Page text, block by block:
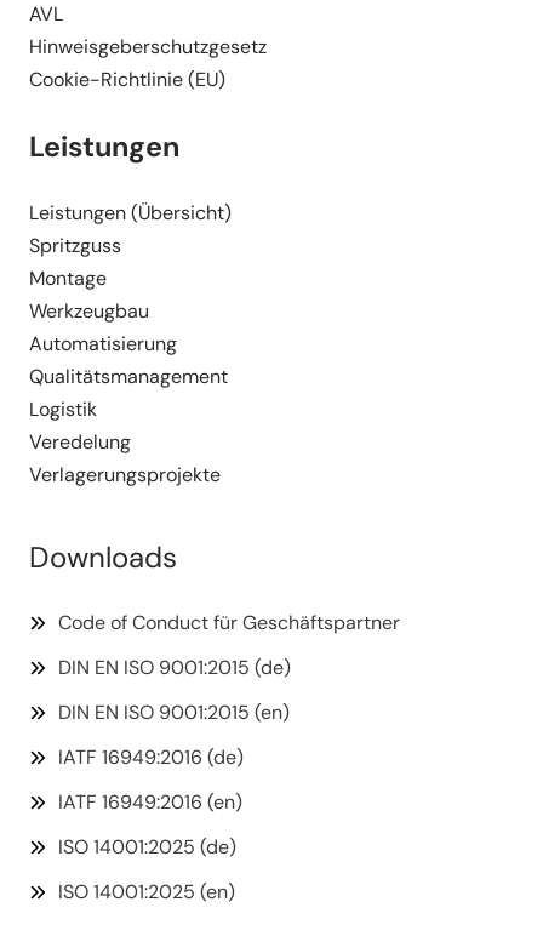
AVL
Hinweis­ge­ber­schutz­gesetz
Cookie-Richt­­linie (EU)
Leistungen
Leistungen (Übersicht)
Spritzguss
Montage
Werkzeugbau
Automa­ti­sierung
Quali­täts­ma­nagement
Logistik
Veredelung
Verla­ge­rungs­pro­jekte
Downloads
Code of Conduct für Geschäftspartner
DIN EN ISO 9001:2015 (de)
DIN EN ISO 9001:2015 (en)
IATF 16949:2016 (de)
IATF 16949:2016 (en)
ISO 14001:2025 (de)
ISO 14001:2025 (en)